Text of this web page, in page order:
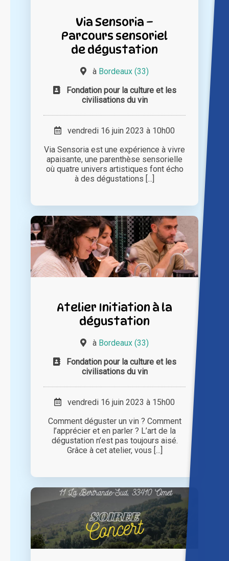
Via Sensoria –
Parcours sensoriel
de dégustation
à Bordeaux (33)
Fondation pour la culture et les
civilisations du vin
vendredi 16 juin 2023 à 10h00
Via Sensoria est une expérience à vivre
apaisante, une parenthèse sensorielle
où quatre univers artistiques font écho
à des dégustations [...]
Atelier Initiation à la
dégustation
à Bordeaux (33)
Fondation pour la culture et les
civilisations du vin
vendredi 16 juin 2023 à 15h00
Comment déguster un vin ? Comment
l’apprécier et en parler ? L’art de la
dégustation n’est pas toujours aisé.
Grâce à cet atelier, vous [...]